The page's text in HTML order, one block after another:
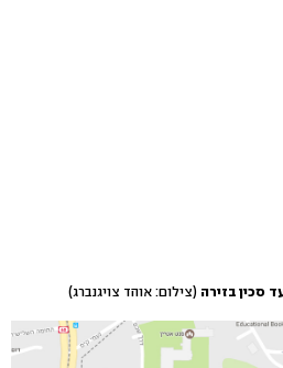
(צילום: אוהד צויגנברג)